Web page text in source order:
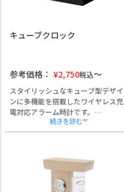
キューブクロック
参考価格： ¥2,750税込
スタイリッシュなキューブ型デザイ
ンに多機能を搭載したワイヤレス充
電対応アラーム時計です。
時計・カレンダー・温湿度計・音声
感知・明るさ自動調整（夜間モー
企業名やロゴの名入れ加工が可能な
ため、創立記念品や周年記念、展示
会でのノベルティとしても好適で